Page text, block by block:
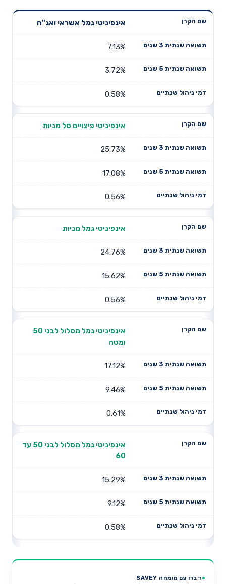
שנים
תשואה
דמי ניהול
אינפיניטי גמל אשראי ואג"ח
7.13%
3.72%
0.58%
אינפיניטי פיצויים סל מניות
25.73%
17.08%
0.56%
אינפיניטי גמל מניות
24.76%
15.62%
0.56%
אינפיניטי גמל מסלול לבני 50
ומטה
17.12%
9.46%
0.61%
אינפיניטי גמל מסלול לבני 50 עד
60
15.29%
9.12%
0.58%
דברו עם מומחה SAVEY